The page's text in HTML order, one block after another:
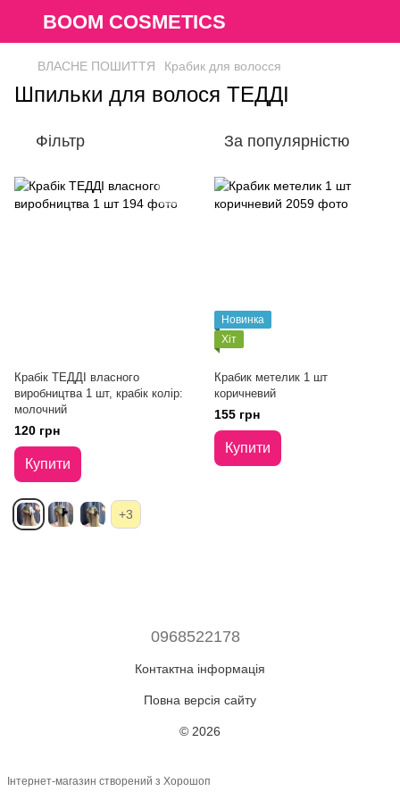
BOOM COSMETICS
ВЛАСНЕ ПОШИТТЯ Крабик для волосся
Шпильки для волося ТЕДДІ
Фільтр За популярністю
Крабік ТЕДДІ власного
виробництва 1 шт, крабік колір:
молочний
120 грн
Купити
+3
Новинка
Хіт
Крабик метелик 1 шт
коричневий
155 грн
Купити
0968522178
Контактна інформація
Повна версія сайту
© 2026
Інтернет-магазин створений з Хорошоп